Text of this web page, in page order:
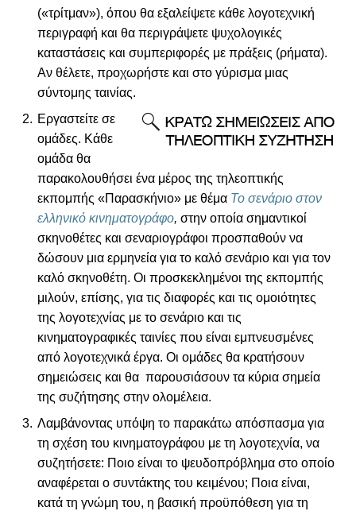
(«τρίτμαν»), όπου θα εξαλείψετε κάθε λογοτεχνική
περιγραφή και θα περιγράψετε ψυχολογικές
καταστάσεις και συμπεριφορές με πράξεις (ρήματα).
Αν θέλετε, προχωρήστε και στο γύρισμα μιας
σύντομης ταινίας.
Εργαστείτε σε
ομάδες. Κάθε
ομάδα θα
παρακολουθήσει ένα μέρος της τηλεοπτικής
εκπομπής «Παρασκήνιο» με θέμα Το σενάριο στον
ελληνικό κινηματογράφο, στην οποία σημαντικοί
σκηνοθέτες και σεναριογράφοι προσπαθούν να
δώσουν μια ερμηνεία για το καλό σενάριο και για τον
καλό σκηνοθέτη. Οι προσκεκλημένοι της εκπομπής
μιλούν, επίσης, για τις διαφορές και τις ομοιότητες
της λογοτεχνίας με το σενάριο και τις
κινηματογραφικές ταινίες που είναι εμπνευσμένες
από λογοτεχνικά έργα. Οι ομάδες θα κρατήσουν
σημειώσεις και θα παρουσιάσουν τα κύρια σημεία
της συζήτησης στην ολομέλεια.
Λαμβάνοντας υπόψη το παρακάτω απόσπασμα για
τη σχέση του κινηματογράφου με τη λογοτεχνία, να
συζητήσετε: Ποιο είναι το ψευδοπρόβλημα στο οποίο
αναφέρεται ο συντάκτης του κειμένου; Ποια είναι,
κατά τη γνώμη του, η βασική προϋπόθεση για τη